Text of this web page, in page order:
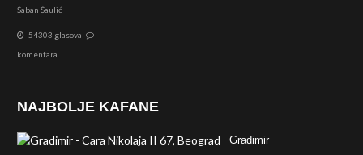
Šaban Šaulić
54303 glasova
komentara
NAJBOLJE KAFANE
Gradimir